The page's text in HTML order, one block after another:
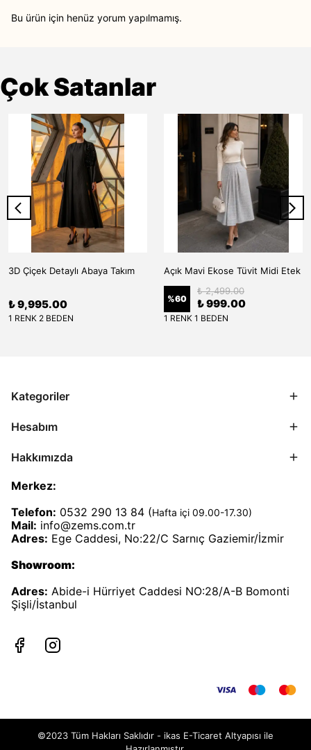
Bu ürün için henüz yorum yapılmamış.
Çok Satanlar
3D Çiçek Detaylı Abaya Takım
₺ 9,995.00
1 RENK 2 BEDEN
Açık Mavi Ekose Tüvit Midi Etek
%60
₺ 2,499.00
₺ 999.00
1 RENK 1 BEDEN
Kategoriler
Hesabım
Hakkımızda
Merkez:
Telefon: 0532 290 13 84 (Hafta içi 09.00-17.30)
Mail: info@zems.com.tr
Adres: Ege Caddesi, No:22/C Sarnıç Gaziemir/İzmir
Showroom:
Adres: Abide-i Hürriyet Caddesi NO:28/A-B Bomonti
Şişli/İstanbul
©2023 Tüm Hakları Saklıdır - ikas E-Ticaret Altyapısı ile